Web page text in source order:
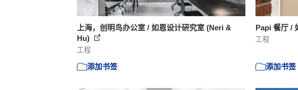
上海，创明鸟办公室 / 如恩设计研究室 (Neri &
Hu)
工程
添加书签
Papi 餐厅 /
工程
添加书签